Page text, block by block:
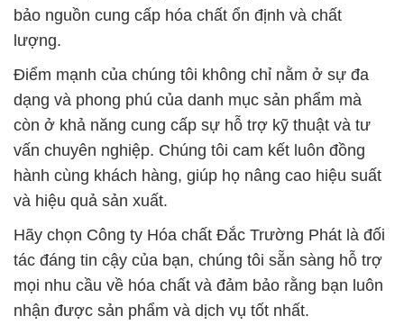
bảo nguồn cung cấp hóa chất ổn định và chất
lượng.
Điểm mạnh của chúng tôi không chỉ nằm ở sự đa
dạng và phong phú của danh mục sản phẩm mà
còn ở khả năng cung cấp sự hỗ trợ kỹ thuật và tư
vấn chuyên nghiệp. Chúng tôi cam kết luôn đồng
hành cùng khách hàng, giúp họ nâng cao hiệu suất
và hiệu quả sản xuất.
Hãy chọn Công ty Hóa chất Đắc Trường Phát là đối
tác đáng tin cậy của bạn, chúng tôi sẵn sàng hỗ trợ
mọi nhu cầu về hóa chất và đảm bảo rằng bạn luôn
nhận được sản phẩm và dịch vụ tốt nhất.